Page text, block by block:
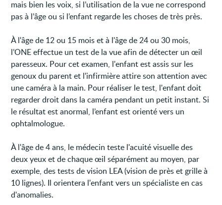
mais bien les voix, si l’utilisation de la vue ne correspond
pas à l’âge ou si l’enfant regarde les choses de très près.
À l'âge de 12 ou 15 mois et à l'âge de 24 ou 30 mois,
l’ONE effectue un test de la vue afin de détecter un œil
paresseux. Pour cet examen, l'enfant est assis sur les
genoux du parent et l'infirmière attire son attention avec
une caméra à la main. Pour réaliser le test, l'enfant doit
regarder droit dans la caméra pendant un petit instant. Si
le résultat est anormal, l’enfant est orienté vers un
ophtalmologue.
À l'âge de 4 ans, le médecin teste l'acuité visuelle des
deux yeux et de chaque œil séparément au moyen, par
exemple, des tests de vision LEA (vision de près et grille à
10 lignes). Il orientera l'enfant vers un spécialiste en cas
d'anomalies.